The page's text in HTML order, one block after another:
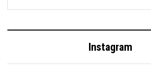
Instagram